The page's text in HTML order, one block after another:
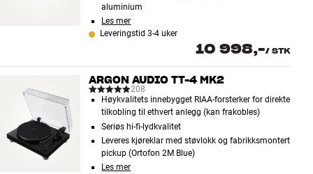
aluminium
Les mer
Leveringstid 3-4 uker
10 998,-/ STK
ARGON AUDIO TT-4 MK2
208
Høykvalitets innebygget RIAA-forsterker for direkte
tilkobling til ethvert anlegg (kan frakobles)
Seriøs hi-fi-lydkvalitet
Leveres kjøreklar med støvlokk og fabrikksmontert
pickup (Ortofon 2M Blue)
Les mer